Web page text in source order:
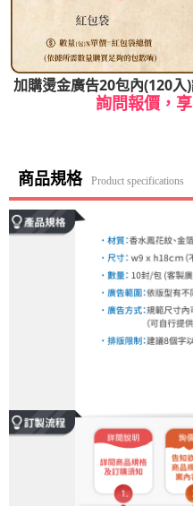
加購燙金廣告20包內(120入
詢問報價，
商品規格 Product specifications